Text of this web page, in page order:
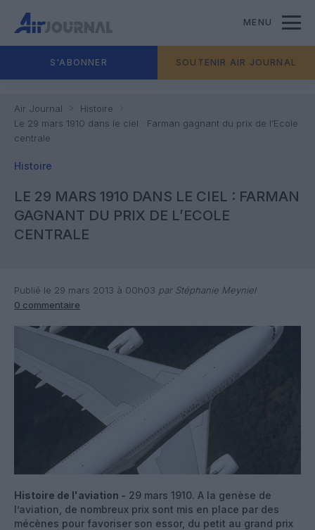
MENU
S'ABONNER SOUTENIR AIR JOURNAL
Air Journal
Histoire
Le 29 mars 1910 dans le ciel : Farman gagnant du prix de l’Ecole
centrale
Histoire
LE 29 MARS 1910 DANS LE CIEL : FARMAN
GAGNANT DU PRIX DE L’ECOLE
CENTRALE
Publié le 29 mars 2013 à 00h03 par Stéphanie Meyniel
0 commentaire
Histoire de l'aviation - 29 mars 1910. A la genèse de
l’aviation, de nombreux prix sont mis en place par des
mécènes pour favoriser son essor, du petit au grand prix